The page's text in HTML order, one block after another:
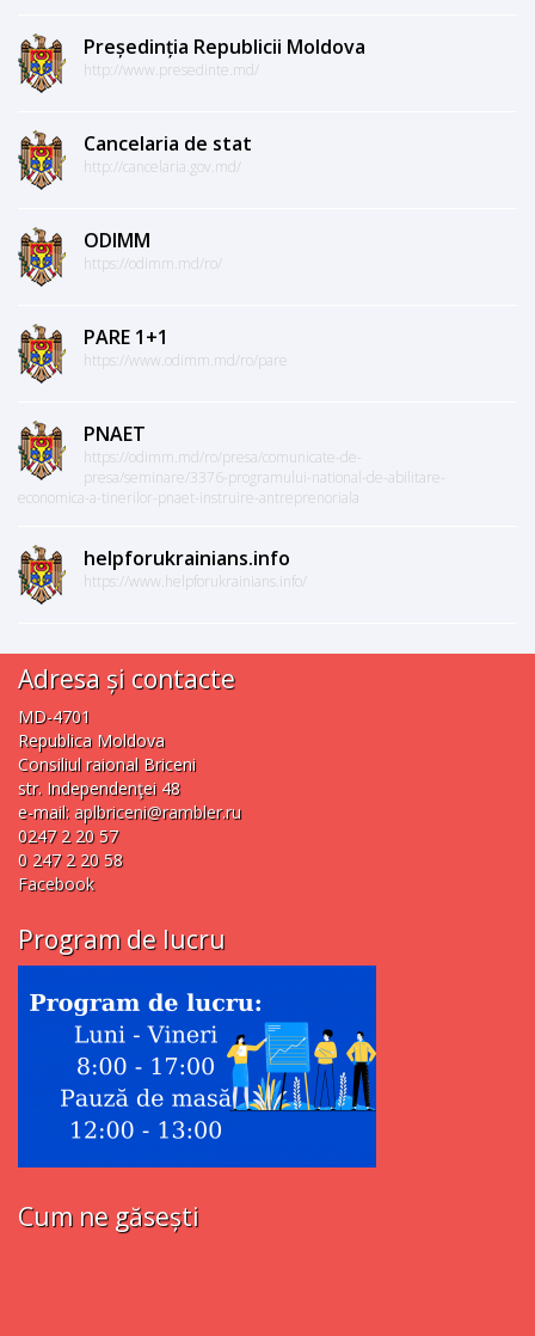
Președinția Republicii Moldova
http://www.presedinte.md/
Cancelaria de stat
http://cancelaria.gov.md/
ODIMM
https://odimm.md/ro/
PARE 1+1
https://www.odimm.md/ro/pare
PNAET
https://odimm.md/ro/presa/comunicate-de-
presa/seminare/3376-programului-national-de-abilitare-
economica-a-tinerilor-pnaet-instruire-antreprenoriala
helpforukrainians.info
https://www.helpforukrainians.info/
Adresa și contacte
MD-4701
Republica Moldova
Consiliul raional Briceni
str. Independenţei 48
e-mail: aplbriceni@rambler.ru
0247 2 20 57
0 247 2 20 58
Facebook
Program de lucru
Cum ne găsești